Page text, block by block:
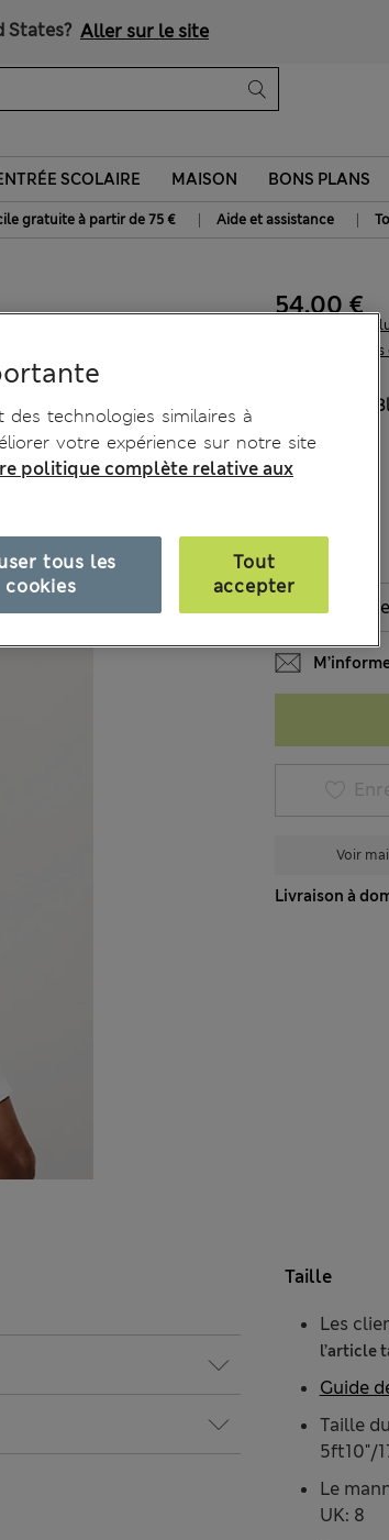
States? Aller sur le site
SCOLAIRE MAISON BONS PLANS
gratuite à partir de 75 € | Aide et assistance |
38
54.00 €
Tous les prix
Épuisé
Voir
Livraison à
Taille
Les
l’article
Taille
5ft10"/
Le
UK: 8
Guide
technologies similaires à
votre expérience sur notre site
politique complète relative aux
tous les
cookies
Tout
accepter